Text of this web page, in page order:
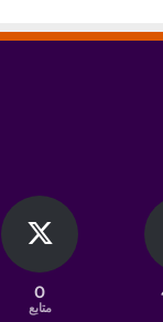
0
متابع